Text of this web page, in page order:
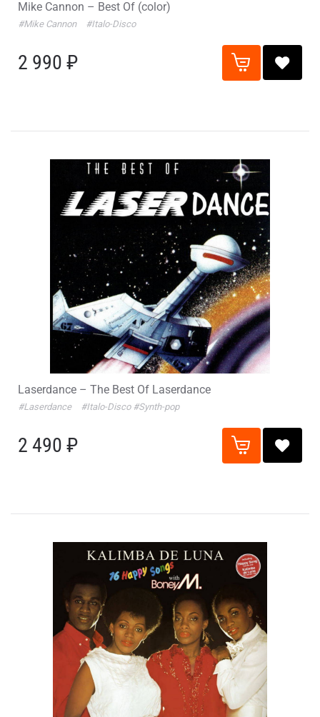
Mike Cannon – Best Of (color)
#Mike Cannon #Italo-Disco
2 990 ₽
Laserdance – The Best Of Laserdance
#Laserdance #Italo-Disco #Synth-pop
2 490 ₽